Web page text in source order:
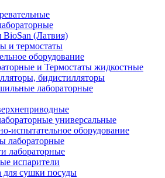
(Латвия)
и термостаты
оборудование
и Термостаты жидкостные
бидистилляторы
лабораторные
универсальные
испытательное оборудование
лабораторные
лабораторные
испарители
для сушки посуды